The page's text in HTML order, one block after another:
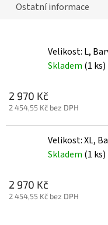
Ostatní informace
Velikost: L,
Skladem (1 ks)
2 970 Kč
2 454,55 Kč bez DPH
Velikost: XL,
Skladem (1 ks)
2 970 Kč
2 454,55 Kč bez DPH